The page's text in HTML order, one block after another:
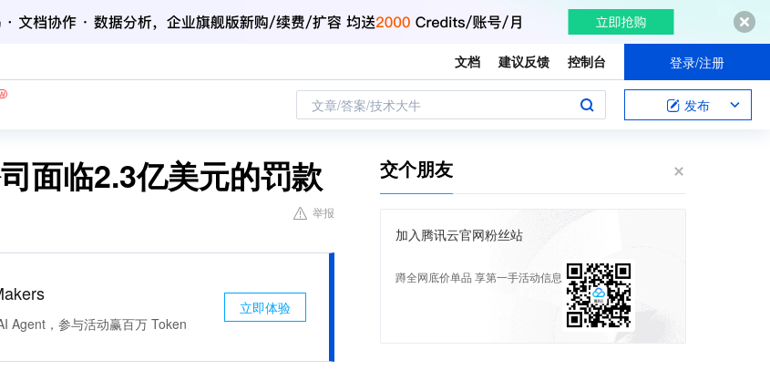
文档 建议反馈 控制台 登录/注册
文章/答案/技术大牛 发布
面临2.3亿美元的罚款
举报
Agent，参与活动赢百万 Token
立即体验
交个朋友
加入腾讯云官网粉丝站
蹲全网底价单品 享第一手活动信息